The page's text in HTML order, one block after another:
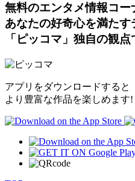
無料のエンタメ情報コー
あなたの好奇心を満た
「ピッコマ」独自の観
アプリをダウンロードすると
より豊富な作品を楽しめます!